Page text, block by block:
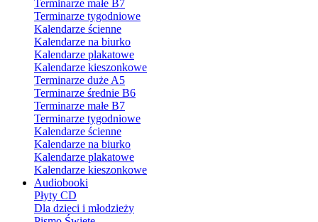
Terminarze małe B7
Terminarze tygodniowe
Kalendarze ścienne
Kalendarze na biurko
Kalendarze plakatowe
Kalendarze kieszonkowe
Terminarze duże A5
Terminarze średnie B6
Terminarze małe B7
Terminarze tygodniowe
Kalendarze ścienne
Kalendarze na biurko
Kalendarze plakatowe
Kalendarze kieszonkowe
Audiobooki
Płyty CD
Dla dzieci i młodzieży